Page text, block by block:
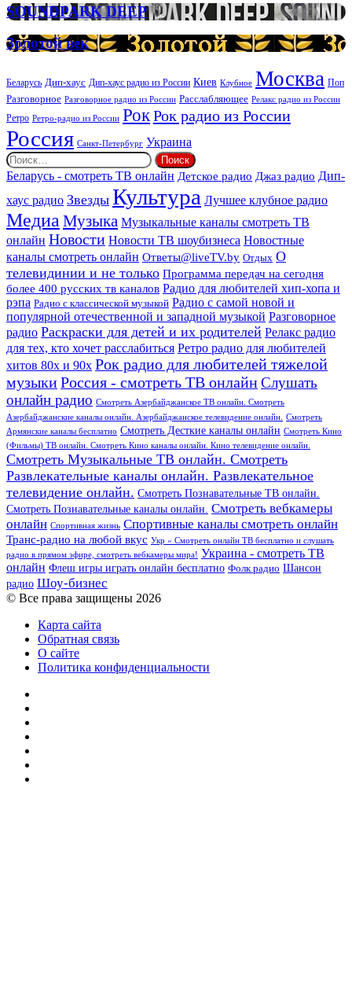
ритуальных
SOUNDPARK
DEEP
SOUNDPARK DEEP
Золотой
век
Золотой век
Беларусь Дип-хаус Дип-хаус радио из России Киев Клубное Москва Поп
Разговорное Разговорное радио из России Расслабляющее Релакс радио из России
Ретро Ретро-радио из России РокРок радио из России
Россия Санкт-Петербург Украина
Найти:
Беларусь - смотреть ТВ онлайн Детское радио Джаз радио Дип-
хаус радио Звезды Культура Лучшее клубное радио
Медиа Музыка Музыкальные каналы смотреть ТВ
онлайн Новости Новости ТВ шоубизнеса Новостные
каналы смотреть онлайн Ответы@liveTV.by Отдых О
телевидинии и не только Программа передач на сегодня
более 400 русских тв каналов Радио для любителей хип-хопа и
рэпа Радио с классической музыкой Радио с самой новой и
популярной отечественной и западной музыкой Разговорное
радио Раскраски для детей и их родителей Релакс радио
для тех, кто хочет расслабиться Ретро радио для любителей
хитов 80х и 90х Рок радио для любителей тяжелой
музыкиРоссия - смотреть ТВ онлайнСлушать
онлайн радио Смотреть Азербайджанское ТВ онлайн. Смотреть
Азербайджанские каналы онлайн. Азербайджанское телевидение онлайн.
Смотреть
Армянские каналы бесплатно Смотреть Десткие каналы онлайн Смотреть Кино
(Фильмы) ТВ онлайн. Смотреть Кино каналы онлайн. Кино телевидение онлайн.
Смотреть Музыкальные ТВ онлайн. Смотреть
Развлекательные каналы онлайн. Развлекательное
телевидение онлайн. Смотреть Познавательные ТВ онлайн.
Смотреть Познавательные каналы онлайн. Смотреть вебкамеры
онлайн Спортивная жизнь Спортивные каналы смотреть онлайн
Транс-радио на любой вкус Укр » Смотреть онлайн ТВ бесплатно и слушать
радио в прямом эфире, смотреть вебкамеры мира! Украина - смотреть ТВ
онлайн Флеш игры играть онлайн бесплатно Фолк радио Шансон
радио Шоу-бизнес
© Все права защищены 2026
Карта сайта
Обратная связь
О сайте
Политика конфиденциальности